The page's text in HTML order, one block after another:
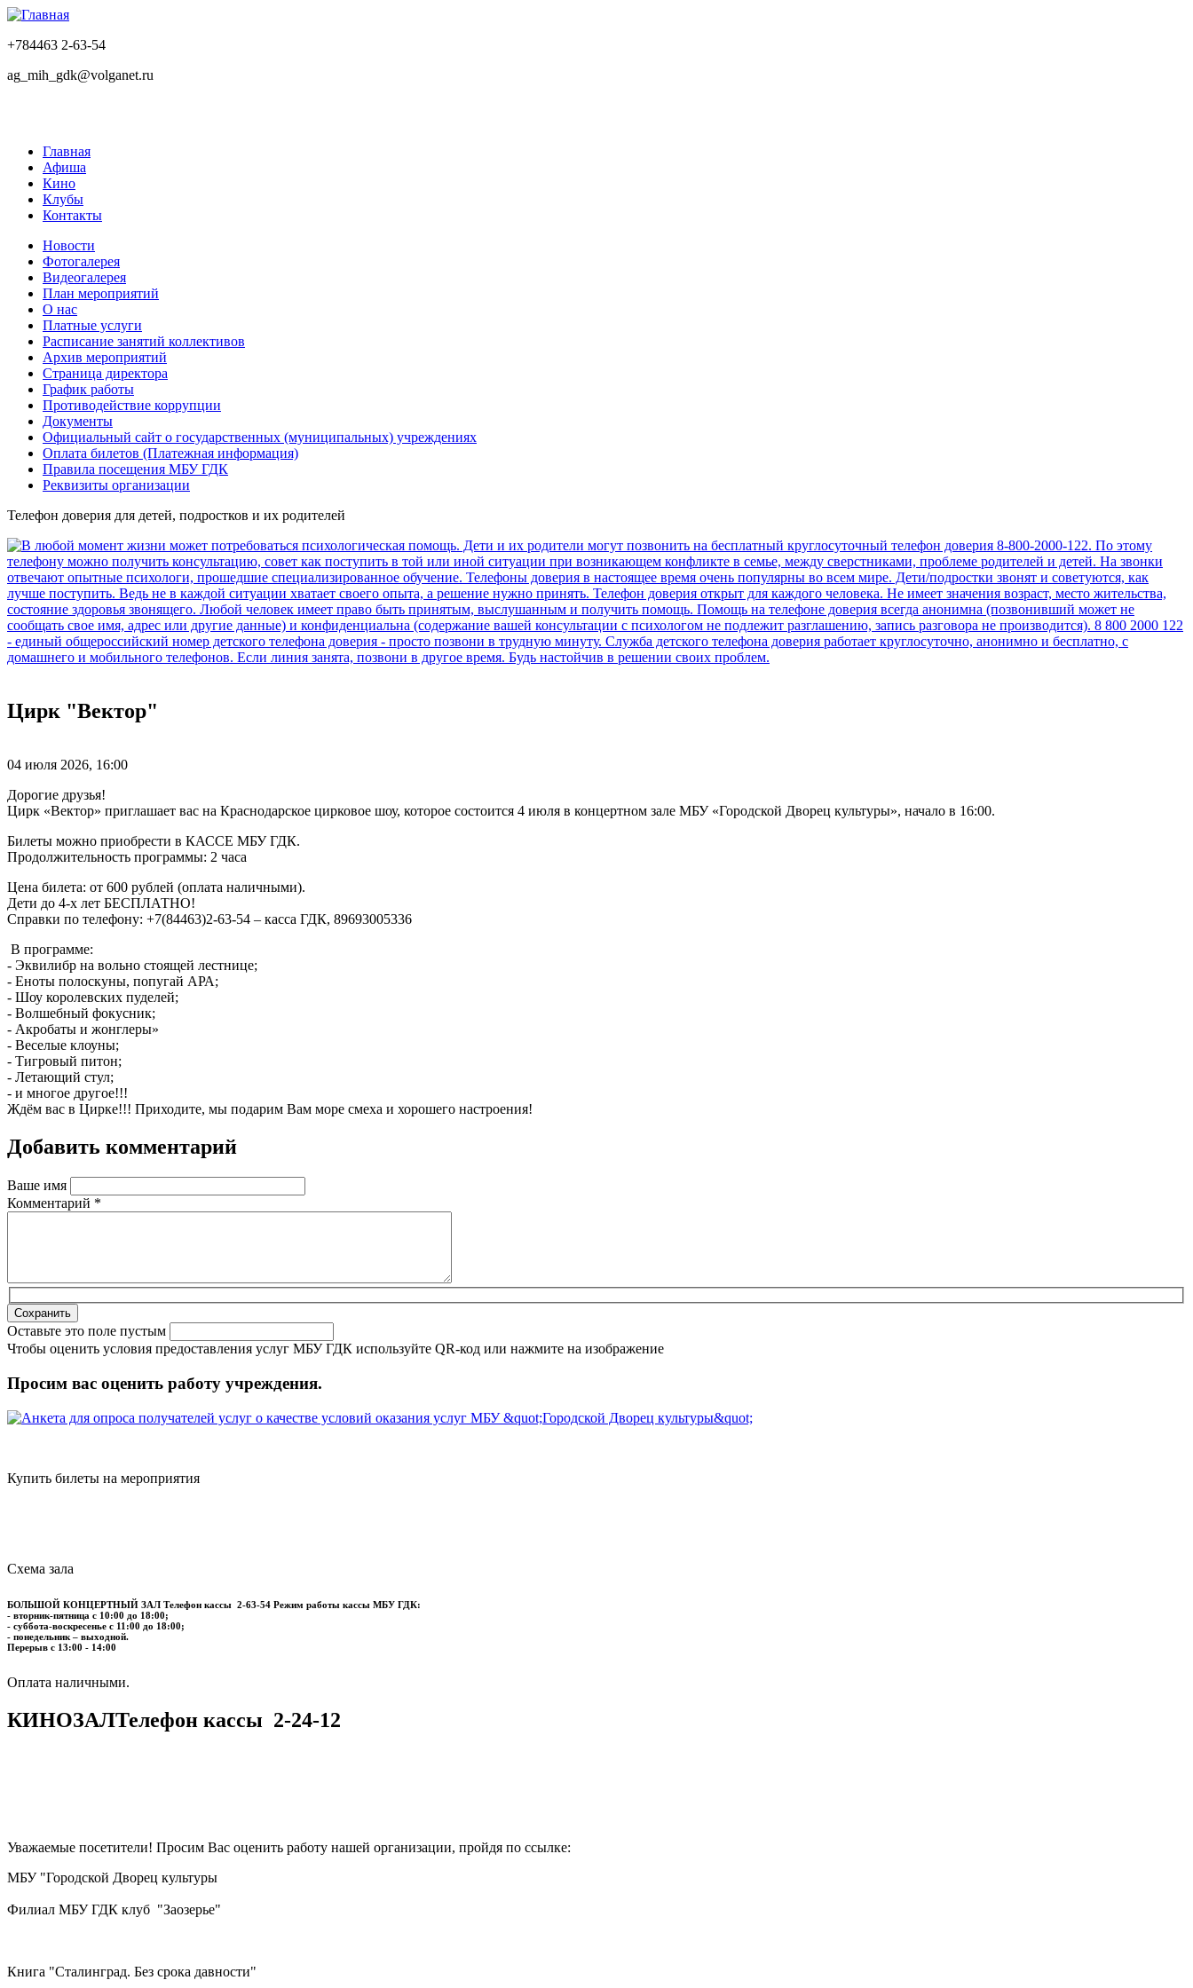
+784463 2-63-54
ag_mih_gdk@volganet.ru
Главная
Афиша
Кино
Клубы
Контакты
Новости
Фотогалерея
Видеогалерея
План мероприятий
О нас
Платные услуги
Расписание занятий коллективов
Архив мероприятий
Страница директора
График работы
Противодействие коррупции
Документы
Официальный сайт о государственных (муниципальных) учреждениях
Оплата билетов (Платежная информация)
Правила посещения МБУ ГДК
Реквизиты организации
Телефон доверия для детей, подростков и их родителей
Цирк "Вектор"
04 июля 2026, 16:00
Дорогие друзья!
Цирк «Вектор» приглашает вас на Краснодарское цирковое шоу, которое состоится 4 июля в концертном зале МБУ «Городской Дворец культуры», начало в 16:00.
Билеты можно приобрести в КАССЕ МБУ ГДК.
Продолжительность программы: 2 часа
Цена билета: от 600 рублей (оплата наличными).
Дети до 4-х лет БЕСПЛАТНО!
Справки по телефону: ‪+7(84463)2-63-54 – касса ГДК, 89693005336
В программе:
- Эквилибр на вольно стоящей лестнице;
- Еноты полоскуны, попугай АРА;
- Шоу королевских пуделей;
- Волшебный фокусник;
- Акробаты и жонглеры»
- Веселые клоуны;
- Тигровый питон;
- Летающий стул;
- и многое другое!!!
Ждём вас в Цирке!!! Приходите, мы подарим Вам море смеха и хорошего настроения!
Добавить комментарий
Ваше имя
Комментарий *
Оставьте это поле пустым
Чтобы оценить условия предоставления услуг МБУ ГДК используйте QR-код или нажмите на изображение
Просим вас оценить работу учреждения.
Купить билеты на мероприятия
Схема зала
БОЛЬШОЙ КОНЦЕРТНЫЙ ЗАЛ Телефон кассы 2-63-54 Режим работы кассы МБУ ГДК:
- вторник-пятница с 10:00 до 18:00;
- суббота-воскресенье с 11:00 до 18:00;
- понедельник – выходной.
Перерыв с 13:00 - 14:00
​​​​​​​Оплата наличными.
КИНОЗАЛТелефон кассы 2-24-12
Уважаемые посетители! Просим Вас оценить работу нашей организации, пройдя по ссылке:
МБУ "Городской Дворец культуры
Филиал МБУ ГДК клуб "Заозерье"
Книга "Сталинград. Без срока давности"